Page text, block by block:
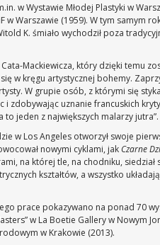
w Wystawie Młodej Plastyki w
Warszawie (1959). W tym samym
K. śmiało wychodził poza
Mackiewicza, który dzięki temu
w kręgu artystycznej bohemy.
W grupie osób, z którymi się
zdobywając uznanie francuskich
to jeden z największych malarzy jutra”.
w Los Angeles otworzył swoje
nowymi cyklami, jak Czarne
na której tle, na chodniku, siedział
kształtów, a wszystko
prace pokazywano na ponad 70
w La Boetie Gallery w Nowym
w Krakowie (2013).